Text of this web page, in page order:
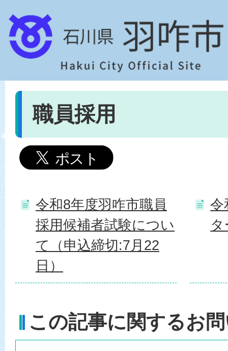
職員採用
令和8年度羽咋市職員
採用候補者試験につい
て（申込締切:7月22
日）
令
この記事に関するお